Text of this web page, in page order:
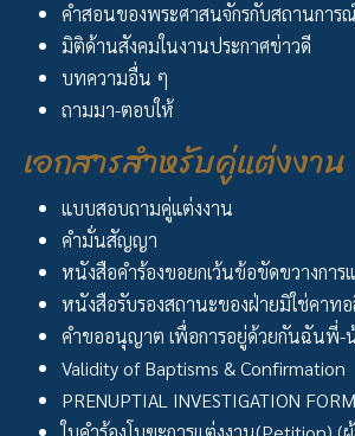
คำสอนของพระศาสนจักรกับสถานการ
มิติด้านสังคมในงานประกาศข่าวดี
บทความอื่น ๆ
ถามมา-ตอบให้
เอกสารสำหรับคู่แต่งงาน
แบบสอบถามคู่แต่งงาน
คำมั่นสัญญา
หนังสือคำร้องขอยกเว้นข้อขัดขวางการ
หนังสือรับรองสถานะของฝ่ายมิใช่คาท
คำขออนุญาต เพื่อการอยู่ด้วยกันฉันพี่-
Validity of Baptisms & Confirmation
PRENUPTIAL INVESTIGATION FORM